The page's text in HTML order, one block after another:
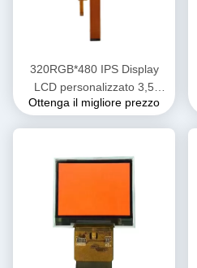
320RGB*480 IPS Display
LCD personalizzato 3,5
pollici 350cd/M2 Luminosità
Ottenga il migliore prezzo